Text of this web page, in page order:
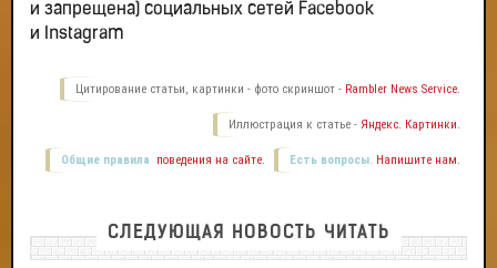
и запрещена) социальных сетей Facebook
и Instagram
Цитирование статьи, картинки - фото скриншот - Rambler News Service.
Иллюстрация к статье - Яндекс. Картинки.
Есть вопросы. Напишите нам.
Общие правила поведения на сайте.
СЛЕДУЮЩАЯ НОВОСТЬ ЧИТАТЬ